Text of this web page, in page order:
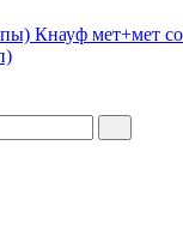
Кнауф мет+мет